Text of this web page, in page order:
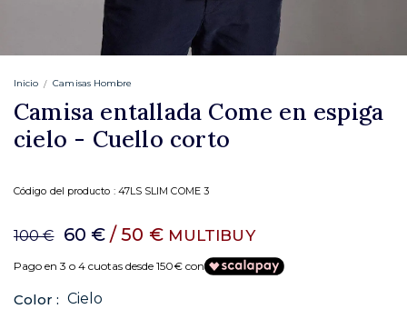
Inicio Camisas Hombre
Camisa entallada Come en espiga
cielo - Cuello corto
Código del producto : 47LS SLIM COME 3
100 € 60 € / 50 € MULTIBUY
Pago en 3 o 4 cuotas desde 150€ con
Color : Cielo